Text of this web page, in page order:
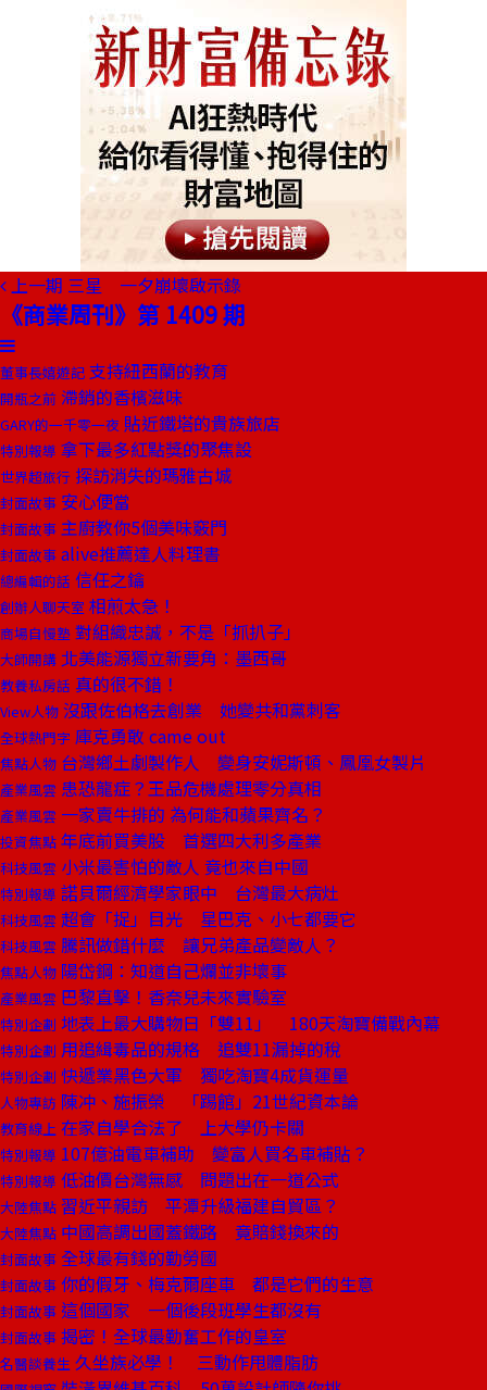
上一期 三星 一夕崩壞啟示錄
《商業周刊》第 1409 期
董事長嬉遊記 支持紐西蘭的教育
開瓶之前 滯銷的香檳滋味
GARY的一千零一夜 貼近鐵塔的貴族旅店
特別報導 拿下最多紅點獎的聚焦設
世界超旅行 探訪消失的瑪雅古城
封面故事 安心便當
封面故事 主廚教你5個美味竅門
封面故事 alive推薦達人料理書
總編輯的話 信任之鑰
創辦人聊天室 相煎太急！
商場自慢塾 對組織忠誠，不是「抓扒子」
大師開講 北美能源獨立新要角：墨西哥
教養私房話 真的很不錯！
View人物 沒跟佐伯格去創業 她變共和黨刺客
全球熱門字 庫克勇敢 came out
焦點人物 台灣鄉土劇製作人 變身安妮斯頓、鳳凰女製片
產業風雲 患恐龍症？王品危機處理零分真相
產業風雲 一家賣牛排的 為何能和蘋果齊名？
投資焦點 年底前買美股 首選四大利多產業
科技風雲 小米最害怕的敵人 竟也來自中國
特別報導 諾貝爾經濟學家眼中 台灣最大病灶
科技風雲 超會「捉」目光 星巴克、小七都要它
科技風雲 騰訊做錯什麼 讓兄弟產品變敵人？
焦點人物 陽岱鋼：知道自己爛並非壞事
產業風雲 巴黎直擊！香奈兒未來實驗室
特別企劃 地表上最大購物日「雙11」 180天淘寶備戰內幕
特別企劃 用追緝毒品的規格 追雙11漏掉的稅
特別企劃 快遞業黑色大軍 獨吃淘寶4成貨運量
人物專訪 陳冲、施振榮 「踢館」21世紀資本論
教育線上 在家自學合法了 上大學仍卡關
特別報導 107億油電車補助 變富人買名車補貼？
特別報導 低油價台灣無感 問題出在一道公式
大陸焦點 習近平親訪 平潭升級福建自貿區？
大陸焦點 中國高調出國蓋鐵路 竟賠錢換來的
封面故事 全球最有錢的勤勞國
封面故事 你的假牙、梅克爾座車 都是它們的生意
封面故事 這個國家 一個後段班學生都沒有
封面故事 揭密！全球最勤奮工作的皇室
名醫談養生 久坐族必學！ 三動作甩體脂肪